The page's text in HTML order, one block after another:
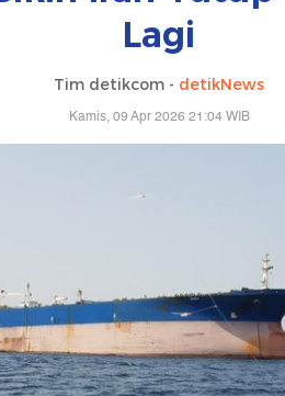
Lagi
Tim detikcom - detikNews
Kamis, 09 Apr 2026 21:04 WIB